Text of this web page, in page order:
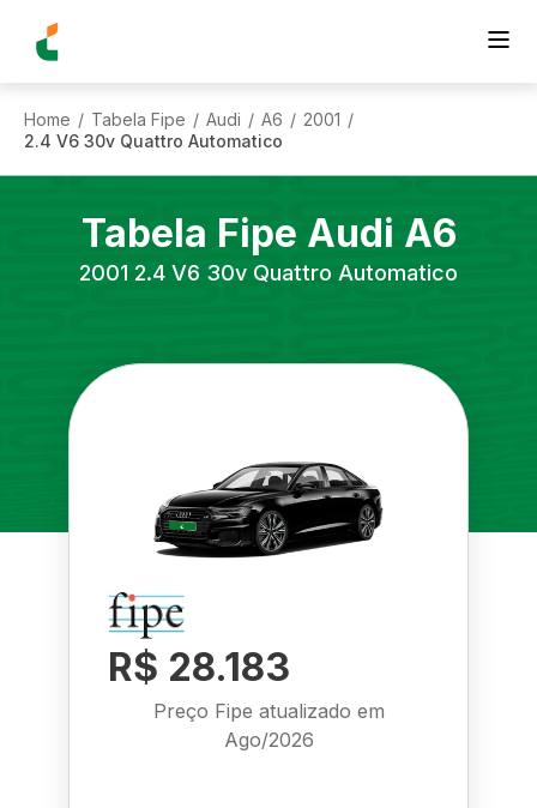
Home / Tabela Fipe / Audi / A6 / 2001 /
2.4 V6 30v Quattro Automatico
Tabela Fipe Audi A6
2001 2.4 V6 30v Quattro Automatico
R$ 28.183
Preço Fipe atualizado em
Ago/2026